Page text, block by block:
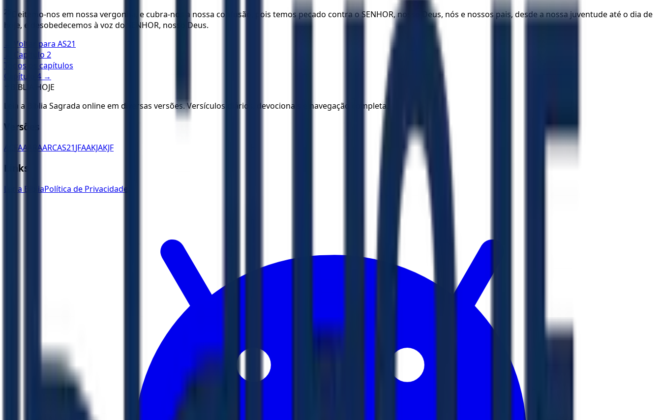
25
Deitemo-nos em nossa vergonha, e cubra-nos a nossa confusão, pois temos pecado contra o SENHOR, nosso Deus, nós e nossos pais, desde a nossa juventude até o dia de
hoje, e desobedecemos à voz do SENHOR, nosso Deus.
← Voltar para AS21
← Capítulo 2
Todos os capítulos
Capítulo
4 →
BÍBLIA HOJE
Leia a Bíblia Sagrada online em diversas versões. Versículos diários, devocionais e navegação completa.
Versões
ACFAA ARAARCAS21JFAAKJAKJF
Links
Ler a BíbliaPolítica de Privacidade